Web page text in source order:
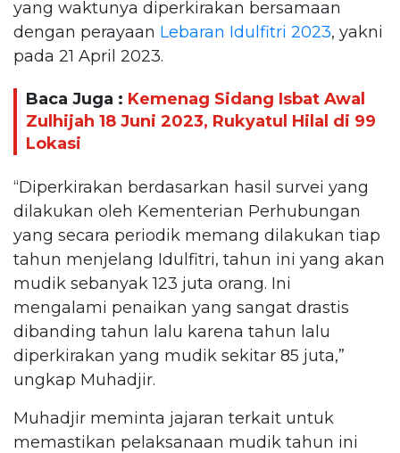
yang waktunya diperkirakan bersamaan
dengan perayaan Lebaran Idulfitri 2023, yakni
pada 21 April 2023.
Baca Juga : Kemenag Sidang Isbat Awal
Zulhijah 18 Juni 2023, Rukyatul Hilal di 99
Lokasi
“Diperkirakan berdasarkan hasil survei yang
dilakukan oleh Kementerian Perhubungan
yang secara periodik memang dilakukan tiap
tahun menjelang Idulfitri, tahun ini yang akan
mudik sebanyak 123 juta orang. Ini
mengalami penaikan yang sangat drastis
dibanding tahun lalu karena tahun lalu
diperkirakan yang mudik sekitar 85 juta,”
ungkap Muhadjir.
Muhadjir meminta jajaran terkait untuk
memastikan pelaksanaan mudik tahun ini